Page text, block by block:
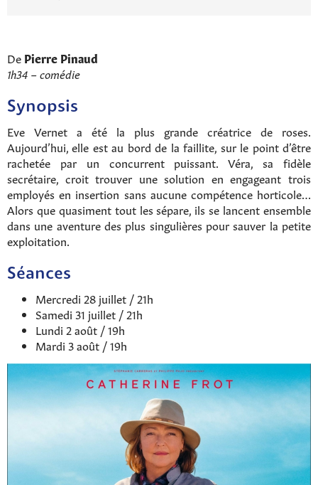
De Pierre Pinaud
1h34 – comédie
Synopsis
Eve Vernet a été la plus grande créatrice de roses.
Aujourd’hui, elle est au bord de la faillite, sur le point d’être
rachetée par un concurrent puissant. Véra, sa fidèle
secrétaire, croit trouver une solution en engageant trois
employés en insertion sans aucune compétence horticole…
Alors que quasiment tout les sépare, ils se lancent ensemble
dans une aventure des plus singulières pour sauver la petite
exploitation.
Séances
Mercredi 28 juillet / 21h
Samedi 31 juillet / 21h
Lundi 2 août / 19h
Mardi 3 août / 19h